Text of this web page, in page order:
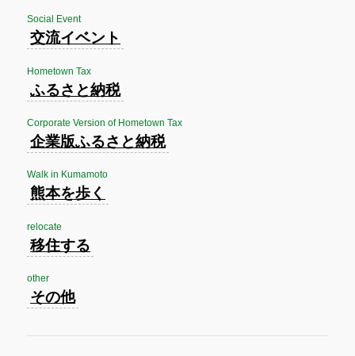
Social Event
交流イベント
Hometown Tax
ふるさと納税
Corporate Version of Hometown Tax
企業版ふるさと納税
Walk in Kumamoto
熊本を歩く
relocate
移住する
other
その他